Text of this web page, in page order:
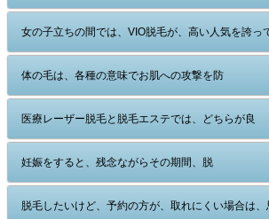
女の子立ちの間では、VIO脱毛が、高い人気を誇っ
体の毛は、各種の意味でお肌への攻撃を防
医療レーザー脱毛と脱毛エステでは、どちらが良
妊娠をすると、残念ながらその期間、脱
脱毛したいけど、予約の方が、取れにくい場合は、